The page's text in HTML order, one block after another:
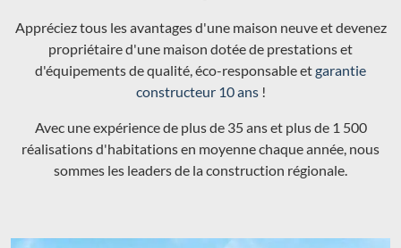
Appréciez tous les avantages d'une maison neuve et devenez
propriétaire d'une maison dotée de prestations et
d'équipements de qualité, éco-responsable etgarantie
constructeur 10 ans!
Avec une expérience de plus de 35 ans et plus de 1 500
réalisations d'habitations en moyenne chaque année, nous
sommes les leaders de la construction régionale.